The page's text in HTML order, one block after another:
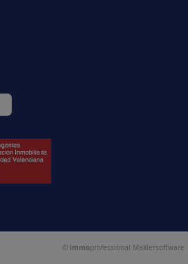
© immoprofessional Maklersoftware